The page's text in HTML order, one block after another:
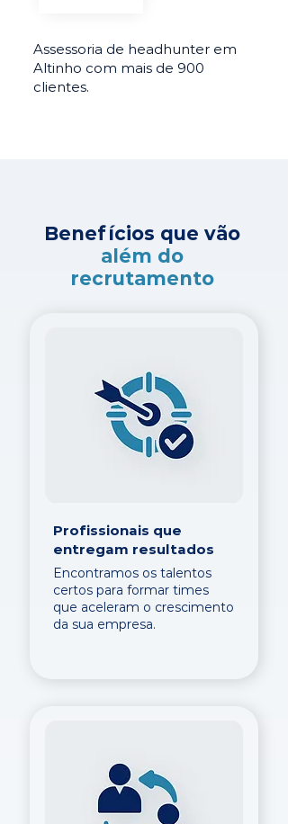
Assessoria de headhunter em
Altinho com mais de 900
clientes.
Benefícios que vão
além do
recrutamento
Profissionais que
entregam resultados
Encontramos os talentos
certos para formar times
que aceleram o crescimento
da sua empresa.